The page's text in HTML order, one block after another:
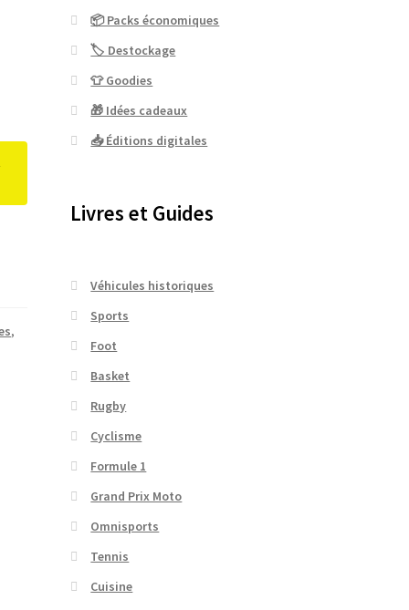
,
📦 Packs économiques
🏷 Destockage
👕 Goodies
🎁 Idées cadeaux
📥 Éditions digitales
Livres et Guides
Véhicules historiques
Sports
Foot
Basket
Rugby
Cyclisme
Formule 1
Grand Prix Moto
Omnisports
Tennis
Cuisine